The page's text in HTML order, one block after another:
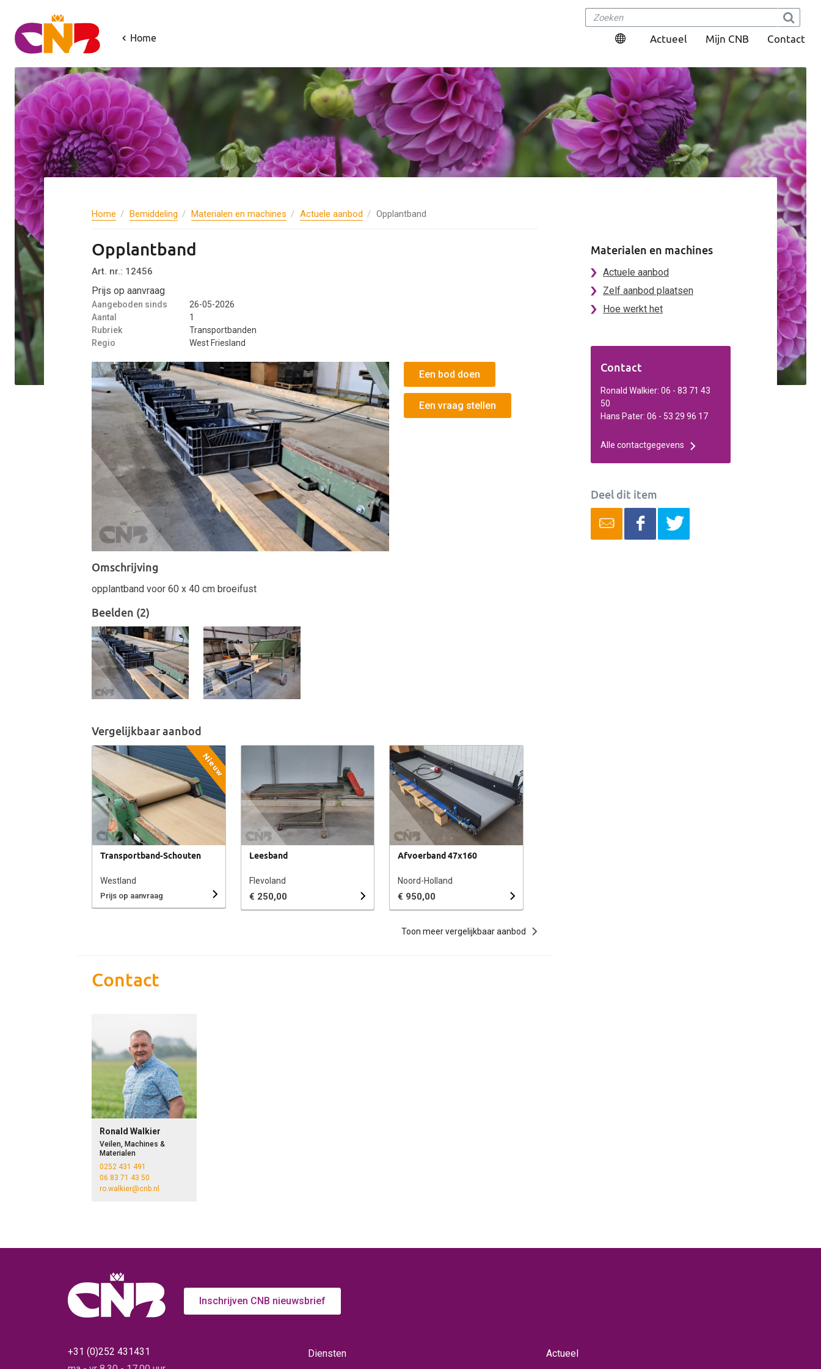
Home Actueel Mijn CNB Contact
Home Bemiddeling Materialen en machines Actuele aanbod Opplantband
Opplantband
Art. nr.: 12456
Prijs op aanvraag
Aangeboden sinds
26-05-2026
Aantal
1
Rubriek
Transportbanden
Regio
West Friesland
Een bod doen
Een vraag stellen
Omschrijving
opplantband voor 60 x 40 cm broeifust
Beelden (2)
Vergelijkbaar aanbod
Nieuw
Transportband-Schouten
Westland
Prijs op aanvraag
Leesband
Flevoland
€ 250,00
Afvoerband 47x160
Noord-Holland
€ 950,00
Toon meer vergelijkbaar aanbod
Contact
Ronald Walkier
Veilen, Machines &
Materialen
0252 431 491
06 83 71 43 50
ro.walkier@cnb.nl
Materialen en machines
Actuele aanbod
Zelf aanbod plaatsen
Hoe werkt het
Contact
Ronald Walkier: 06 - 83 71 43
50
Hans Pater: 06 - 53 29 96 17
Alle contactgegevens
Deel dit item
Inschrijven CNB nieuwsbrief
+31 (0)252 431431
Diensten
Actueel